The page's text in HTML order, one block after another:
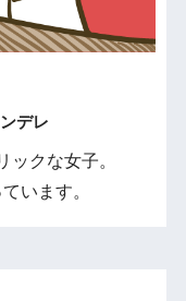
デレ
ックな女子。
います。